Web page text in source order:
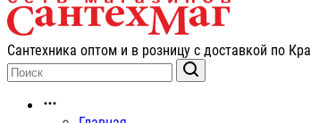
Сантехника оптом и в розницу с доставкой по